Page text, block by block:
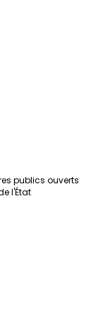
publics ouverts
l'État